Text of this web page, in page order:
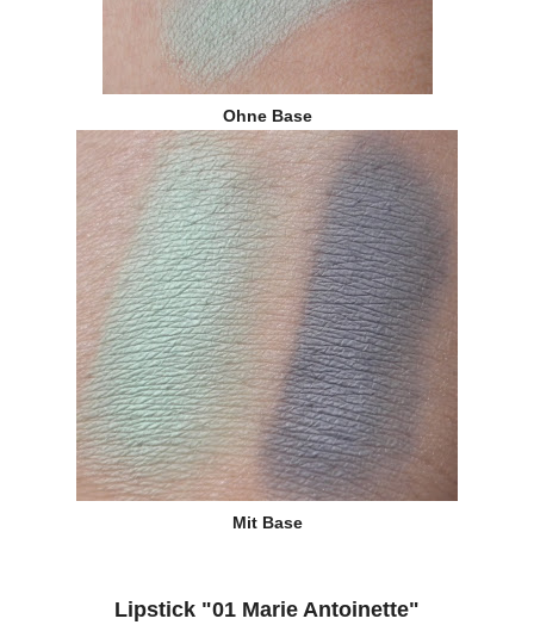
Ohne Base
Mit Base
Lipstick "01 Marie Antoinette"